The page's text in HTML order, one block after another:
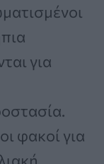
για
φακοί για